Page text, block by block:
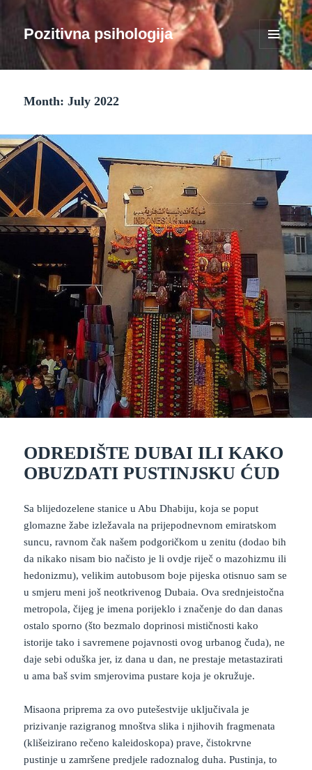
Pozitivna psihologija
MENU
AND
WIDGETS
Month:July 2022
ODREDIŠTE DUBAI ILI KAKO
OBUZDATI PUSTINJSKU ĆUD
Sa blijedozelene stanice u Abu Dhabiju, koja se poput
glomazne žabe izležavala na prijepodnevnom emiratskom
suncu, ravnom čak našem podgoričkom u zenitu (dodao bih
da nikako nisam bio načisto je li ovdje riječ o mazohizmu ili
hedonizmu), velikim autobusom boje pijeska otisnuo sam se
u smjeru meni još neotkrivenog Dubaia. Ova srednjeistočna
metropola, čijeg je imena porijeklo i značenje do dan danas
ostalo sporno (što bezmalo doprinosi mističnosti kako
istorije tako i savremene pojavnosti ovog urbanog čuda), ne
daje sebi oduška jer, iz dana u dan, ne prestaje metastazirati
u ama baš svim smjerovima pustare koja je okružuje.
Misaona priprema za ovo putešestvije uključivala je
prizivanje razigranog mnoštva slika i njihovih fragmenata
(klišeizirano rečeno kaleidoskopa) prave, čistokrvne
pustinje u zamršene predjele radoznalog duha. Pustinja, to